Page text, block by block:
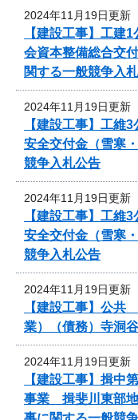
2024年11月19日更新
【建設工事】工
会資本整備総合交
関する一般競争入
2024年11月19日更新
【建設工事】工
安全交付金（雪寒
競争入札公告
2024年11月19日更新
【建設工事】工
安全交付金（雪寒
競争入札公告
2024年11月19日更新
【建設工事】公
業）（債務）寺洞
2024年11月19日更新
【建設工事】揖
事業 揖斐川東部